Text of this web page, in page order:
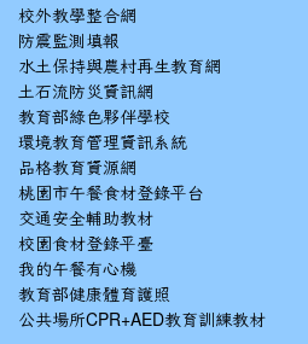
校外教學整合網
防震監測填報
水土保持與農村再生教育網
土石流防災資訊網
教育部綠色夥伴學校
環境教育管理資訊系統
品格教育資源網
桃園市午餐食材登錄平台
交通安全輔助教材
校園食材登錄平臺
我的午餐有心機
教育部健康體育護照
公共場所CPR+AED教育訓練教材